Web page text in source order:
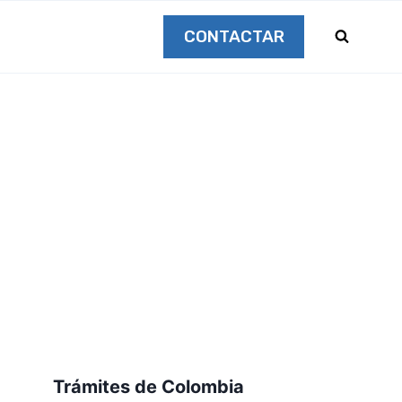
CONTACTAR
Trámites de Colombia